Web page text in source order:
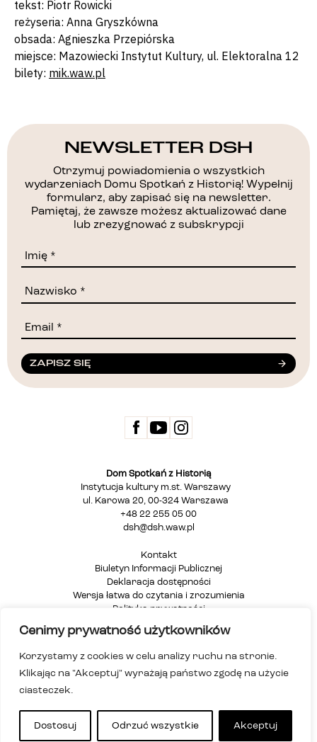
Cenimy prywatność użytkowników
Korzystamy z cookies w celu analizy ruchu na stronie.
Klikając na "Akceptuj" wyrażają państwo zgodę na użycie
ciasteczek.
Dostosuj Odrzuć wszystkie Akceptuj
tekst: Piotr Rowicki
reżyseria: Anna Gryszkówna
obsada: Agnieszka Przepiórska
miejsce: Mazowiecki Instytut Kultury, ul. Elektoralna 12
bilety: mik.waw.pl
NEWSLETTER DSH
Otrzymuj powiadomienia o wszystkich
wydarzeniach Domu Spotkań z Historią! Wypełnij
formularz, aby zapisać się na newsletter.
Pamiętaj, że zawsze możesz aktualizować dane
lub zrezygnować z subskrypcji
ZAPISZ SIĘ
Dom Spotkań z Historią
Instytucja kultury m.st. Warszawy
ul. Karowa 20, 00-324 Warszawa
+48 22 255 05 00
dsh@dsh.waw.pl
Kontakt
Biuletyn Informacji Publicznej
Deklaracja dostępności
Wersja łatwa do czytania i zrozumienia
Polityka prywatności
Mapa strony